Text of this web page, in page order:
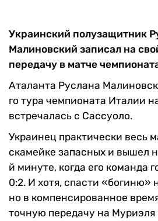
Украинский полузащитник
Малиновский записал на
передачу в матче
Аталанта Руслана
го тура чемпионата Италии
встречалась с Сассуоло.
Украинец практически весь
скамейке запасных и вышел
й минуте, когда его команда
0:2. И хотя, спасти «богиню»
но в компенсированное
точную передачу на Муриэля